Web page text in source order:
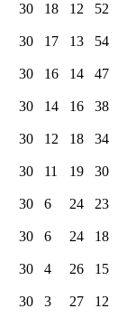
30 18 12 52
30 17 13 54
30 16 14 47
30 14 16 38
30 12 18 34
30 11 19 30
30 6 24 23
30 6 24 18
30 4 26 15
30 3 27 12